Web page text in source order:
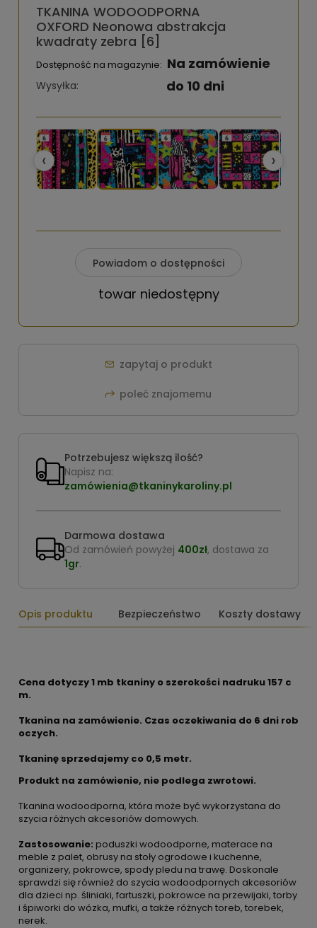
TKANINA WODOODPORNA
OXFORD Neonowa abstrakcja
kwadraty zebra [6]
Dostępność na magazynie: Na zamówienie
Wysyłka: do 10 dni
‹ ›
Powiadom o dostępności
towar niedostępny
zapytaj o produkt
poleć znajomemu
Potrzebujesz większą ilość?
Napisz na:
zamówienia@tkaninykaroliny.pl
Darmowa dostawa
Od zamówień powyżej 400zł, dostawa za
1gr.
Opis produktu Bezpieczeństwo Koszty dostawy
Cena dotyczy 1 mb tkaniny o szerokości nadruku 157 c
m.
Tkanina na zamówienie. Czas oczekiwania do 6 dni rob
oczych.
Tkaninę sprzedajemy co 0,5 metr.
Produkt na zamówienie, nie podlega zwrotowi.
Tkanina wodoodporna, która może być wykorzystana do
szycia różnych akcesoriów domowych.
Zastosowanie: poduszki wodoodporne, materace na
meble z palet, obrusy na stoły ogrodowe i kuchenne,
organizery, pokrowce, spody pledu na trawę. Doskonale
sprawdzi się również do szycia wodoodpornych akcesoriów
dla dzieci np. śliniaki, fartuszki, pokrowce na przewijaki, torby
i śpiworki do wózka, mufki, a także różnych toreb, torebek,
nerek.